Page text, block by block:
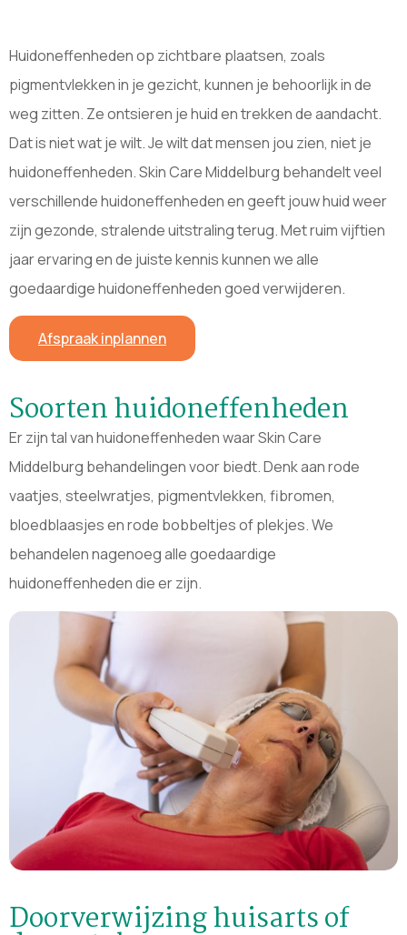
Huidoneffenheden op zichtbare plaatsen, zoals
pigmentvlekken in je gezicht, kunnen je behoorlijk in de
weg zitten. Ze ontsieren je huid en trekken de aandacht.
Dat is niet wat je wilt. Je wilt dat mensen jou zien, niet je
huidoneffenheden. Skin Care Middelburg behandelt veel
verschillende huidoneffenheden en geeft jouw huid weer
zijn gezonde, stralende uitstraling terug. Met ruim vijftien
jaar ervaring en de juiste kennis kunnen we alle
goedaardige huidoneffenheden goed verwijderen.
Afspraak inplannen
Soorten huidoneffenheden
Er zijn tal van huidoneffenheden waar Skin Care
Middelburg behandelingen voor biedt. Denk aan rode
vaatjes, steelwratjes, pigmentvlekken, fibromen,
bloedblaasjes en rode bobbeltjes of plekjes. We
behandelen nagenoeg alle goedaardige
huidoneffenheden die er zijn.
Doorverwijzing huisarts of